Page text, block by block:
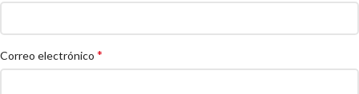
Correo electrónico *